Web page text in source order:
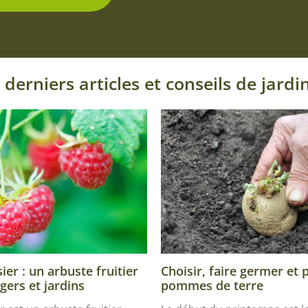
derniers articles et conseils de
: un arbuste fruitier
et jardins
Choisir, faire germer et
pommes de terre